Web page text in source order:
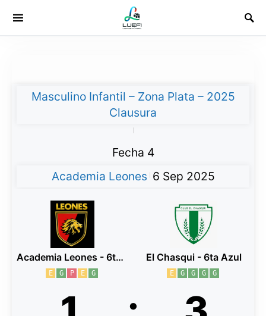
Masculino Infantil – Zona Plata – 2025
Clausura
Fecha 4
Academia Leones 6 Sep 2025
Academia Leones - 6ta Rojo
E G P E G
El Chasqui - 6ta Azul
E G G G G